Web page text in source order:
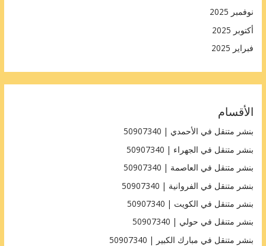
نوفمبر 2025
أكتوبر 2025
فبراير 2025
الأقسام
بنشر متنقل في الأحمدي | 50907340
بنشر متنقل في الجهراء | 50907340
بنشر متنقل في العاصمة | 50907340
بنشر متنقل في الفروانية | 50907340
بنشر متنقل في الكويت | 50907340
بنشر متنقل في حولي | 50907340
بنشر متنقل في مبارك الكبير | 50907340